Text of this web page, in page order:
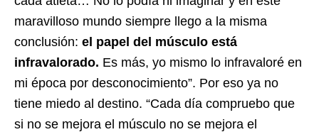
maravilloso mundo siempre llego a la misma
conclusión: el papel del músculo está
infravalorado. Es más, yo mismo lo infravaloré en
mi época por desconocimiento”. Por eso ya no
tiene miedo al destino. “Cada día compruebo que
si no se mejora el músculo no se mejora el